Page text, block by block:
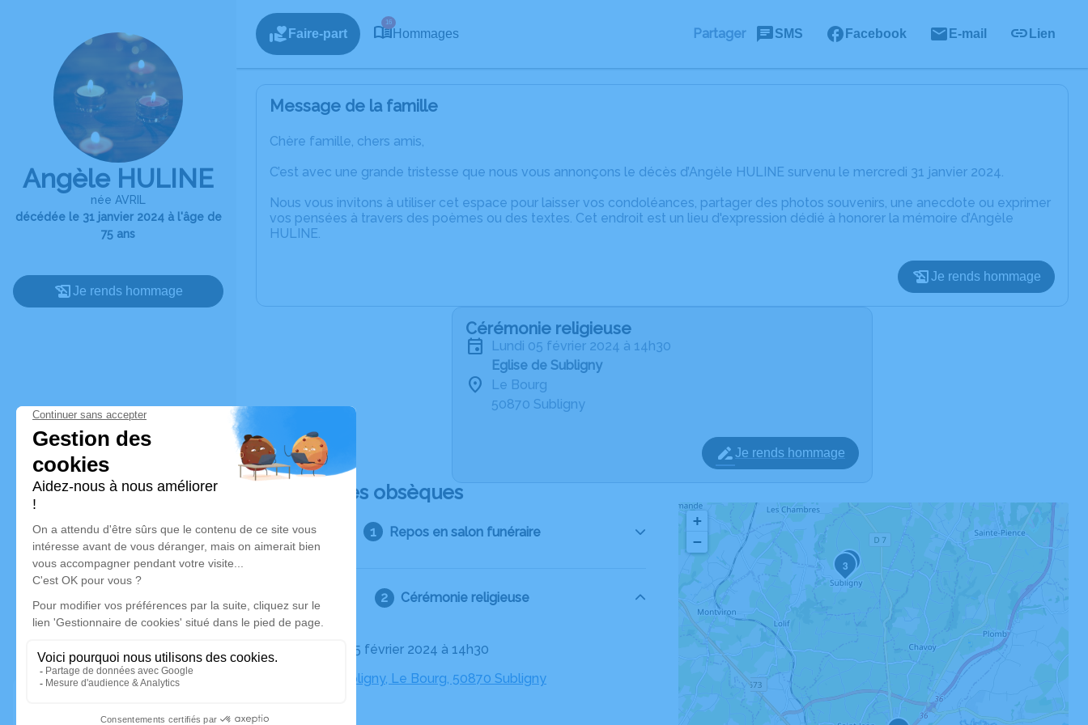
Angèle HULINE
née AVRIL
décédée le 31 janvier 2024 à l'âge de
75 ans
Je rends hommage
Faire-part
16
Hommages Partager SMS Facebook E-mail Lien
Message de la famille
Chère famille, chers amis,
C’est avec une grande tristesse que nous vous annonçons le décès d’Angèle HULINE survenu le mercredi 31 janvier 2024.
Nous vous invitons à utiliser cet espace pour laisser vos condoléances, partager des photos souvenirs, une anecdote ou exprimer
vos pensées à travers des poèmes ou des textes. Cet endroit est un lieu d'expression dédié à honorer la mémoire d’Angèle
HULINE.
Je rends hommage
Cérémonie religieuse
lundi 05 février 2024 à 14h30
Eglise de Subligny
Le Bourg
50870 Subligny
Je rends hommage
Déroulé des obsèques
Repos en salon funéraire
Cérémonie religieuse
Le lundi 05 février 2024 à 14h30
Eglise Subligny, Le Bourg, 50870 Subligny
2
3
+
−